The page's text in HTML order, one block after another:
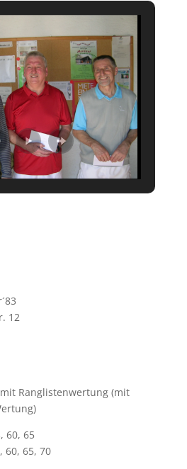
12
Ranglistenwertung (mit
60, 65
60, 65, 70